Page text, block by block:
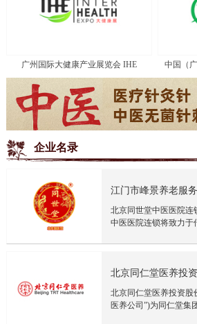
广州国际大健康产业展览会 IHE
中国（
企业名录
江门市峰景养老服
北京同世堂中医医院连
中医医院连锁将致力于
力。完善的管理体系，
院进入市场。北京顺昌
验，在北京、深圳、南
已开展几十家中医门诊
北京同仁堂医养投
北京同仁堂医养投资股
医养公司”)为同仁堂集